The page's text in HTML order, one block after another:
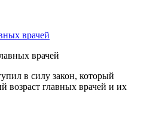
врачей
в силу закон, который
возраст главных врачей и их